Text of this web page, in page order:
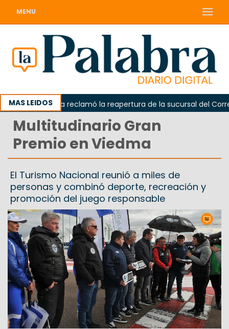
MENU
MAS LEIDOS
Odarda reclamó la reapertura de la sucursal del Correo
Multitudinario Gran
Premio en Viedma
El Turismo Nacional reunió a miles de
personas y combinó deporte, recreación y
promoción del juego responsable